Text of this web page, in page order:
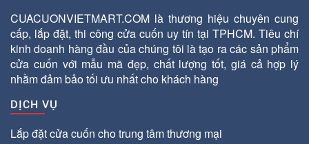
CUACUONVIETMART.COM là thương hiệu chuyên cung
cấp, lắp đặt, thi công cửa cuốn uy tín tại TPHCM. Tiêu chí
kinh doanh hàng đầu của chúng tôi là tạo ra các sản phẩm
cửa cuốn với mẫu mã đẹp, chất lượng tốt, giá cả hợp lý
nhằm đảm bảo tối ưu nhất cho khách hàng
DỊCH VỤ
Lắp đặt cửa cuốn cho trung tâm thương mại